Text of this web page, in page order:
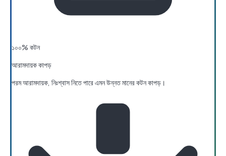
১০০% কটন
আরামদায়ক কাপড়
পরম আরামদায়ক, নিঃশ্বাস নিতে পারে এমন উন্নত মানের কটন কাপড়।